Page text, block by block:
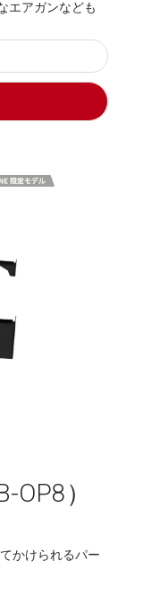
エアガンなども
）
かけられるパー